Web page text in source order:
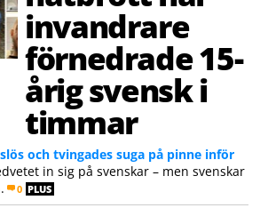
invandrare
förnedrade 15-
årig svensk i
timmar
och tvingades suga på pinne inför
in sig på svenskar – men svenskar
0 PLUS